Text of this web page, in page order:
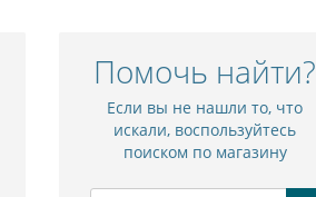
Помочь найти?
Если вы не нашли то, что
искали, воспользуйтесь
поиском по магазину